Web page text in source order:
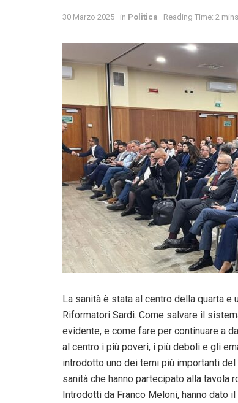
30 Marzo 2025 in Politica Reading Time: 2
La sanità è stata al centro della quarta
Riformatori Sardi. Come salvare il
evidente, e come fare per continuare a
al centro i più poveri, i più deboli e gli
introdotto uno dei temi più importanti
sanità che hanno partecipato alla tavola
Introdotti da Franco Meloni, hanno dato